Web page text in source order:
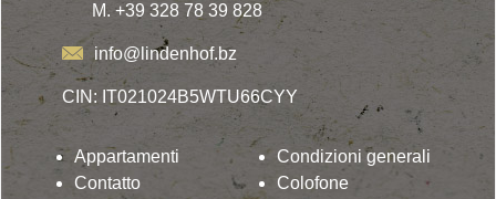
M. +39 328 78 39 828
info@lindenhof.bz
CIN: IT021024B5WTU66CYY
Appartamenti
Contatto
Condizioni generali
Colofone